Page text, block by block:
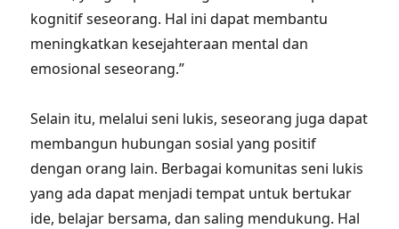
kognitif seseorang. Hal ini dapat membantu
meningkatkan kesejahteraan mental dan
emosional seseorang.”
Selain itu, melalui seni lukis, seseorang juga dapat
membangun hubungan sosial yang positif
dengan orang lain. Berbagai komunitas seni lukis
yang ada dapat menjadi tempat untuk bertukar
ide, belajar bersama, dan saling mendukung. Hal